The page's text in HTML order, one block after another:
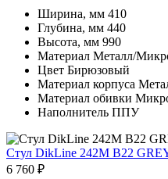
Ширина, мм 410
Глубина, мм 440
Высота, мм 990
Материал Металл/
Цвет Бирюзовый
Материал корпуса
Материал обивки
Наполнитель ППУ
Стул DikLine 242M B22
6 760 ₽